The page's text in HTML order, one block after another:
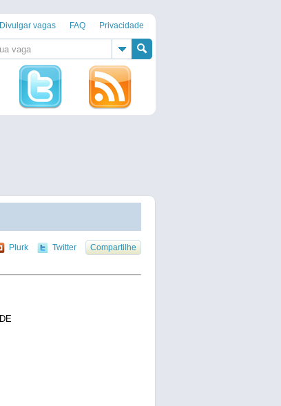
Divulgar vagas FAQ Privacidade
Plurk Twitter Compartilhe